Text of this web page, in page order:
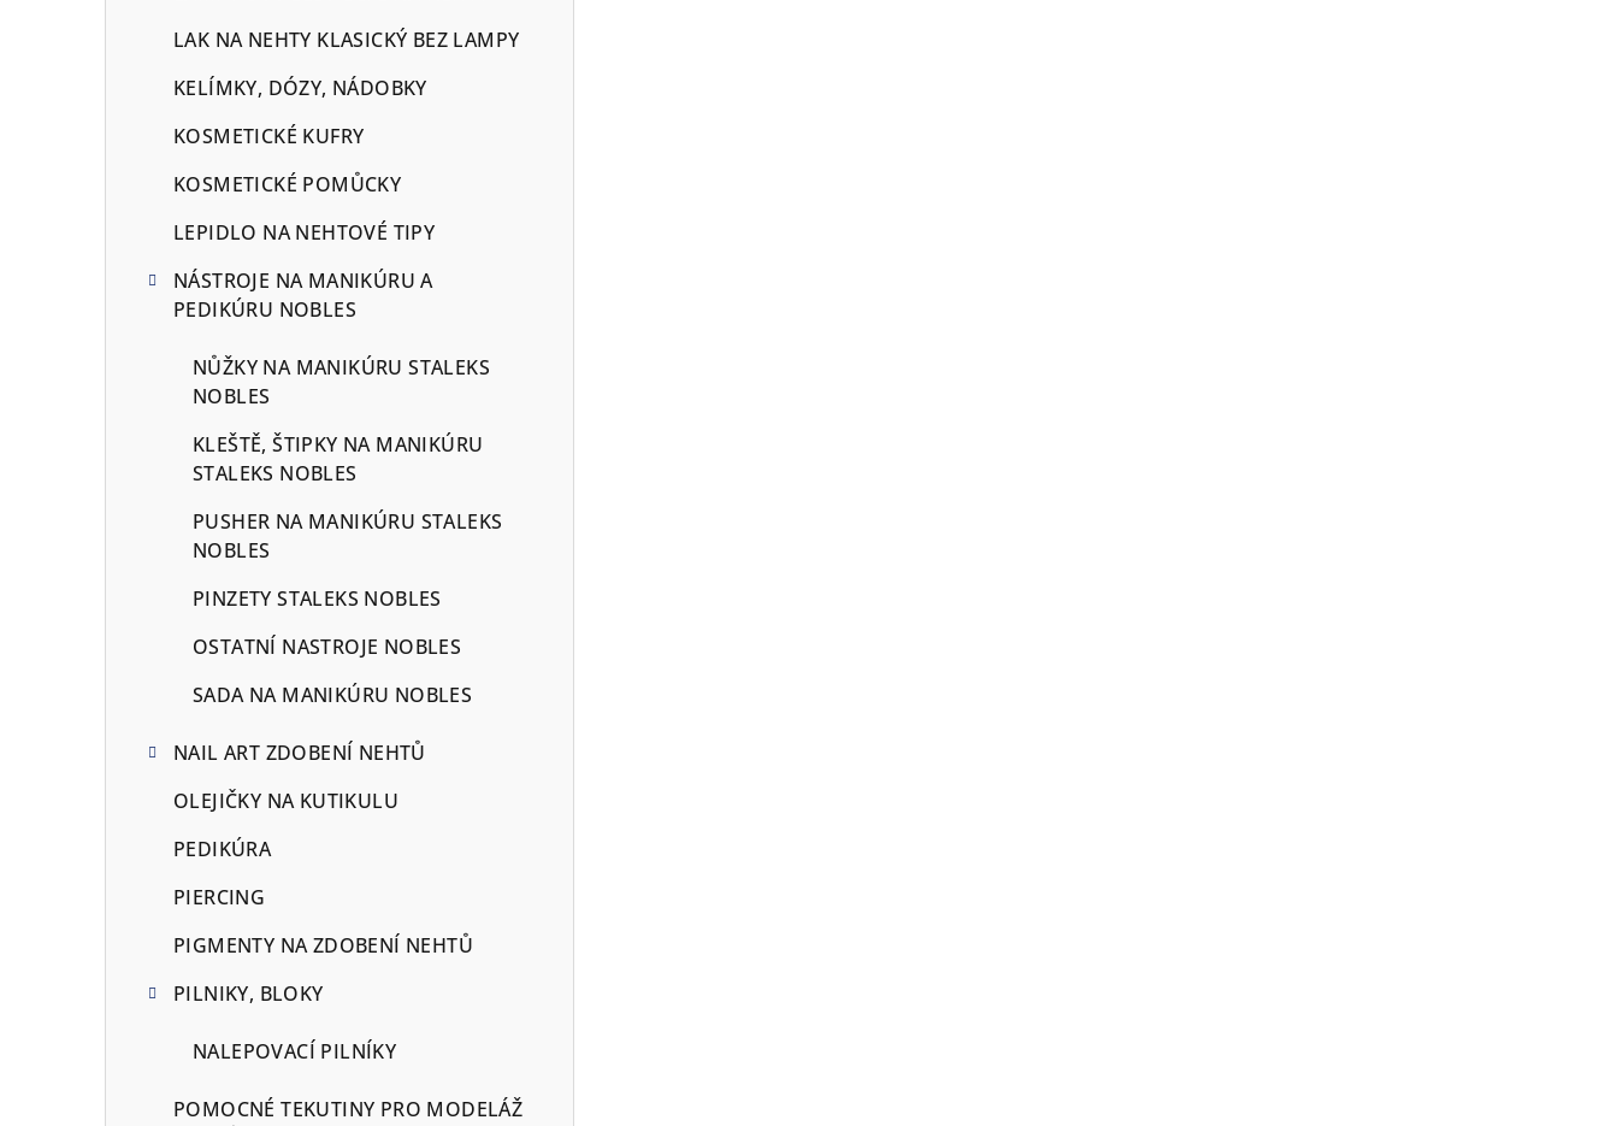
LAK NA NEHTY KLASICKÝ BEZ LAMPY
KELÍMKY, DÓZY, NÁDOBKY
KOSMETICKÉ KUFRY
KOSMETICKÉ POMŮCKY
LEPIDLO NA NEHTOVÉ TIPY
NÁSTROJE NA MANIKÚRU A
PEDIKÚRU NOBLES
NŮŽKY NA MANIKÚRU STALEKS
NOBLES
KLEŠTĚ, ŠTIPKY NA MANIKÚRU
STALEKS NOBLES
PUSHER NA MANIKÚRU STALEKS
NOBLES
PINZETY STALEKS NOBLES
OSTATNÍ NASTROJE NOBLES
SADA NA MANIKÚRU NOBLES
NAIL ART ZDOBENÍ NEHTŮ
OLEJIČKY NA KUTIKULU
PEDIKÚRA
PIERCING
PIGMENTY NA ZDOBENÍ NEHTŮ
PILNIKY, BLOKY
NALEPOVACÍ PILNÍKY
POMOCNÉ TEKUTINY PRO MODELÁŽ